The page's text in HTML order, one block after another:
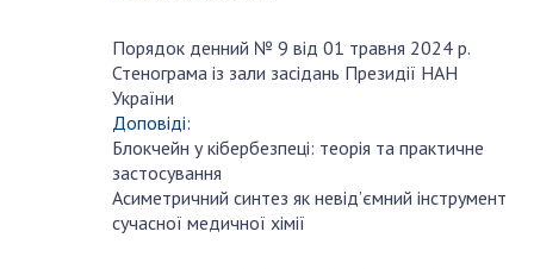
Порядок денний № 9 від 01 травня 2024 р.
Стенограма із зали засідань Президії НАН
України
Доповіді:
Блокчейн у кібербезпеці: теорія та практичне
застосування
Асиметричний синтез як невід’ємний інструмент
сучасної медичної хімії